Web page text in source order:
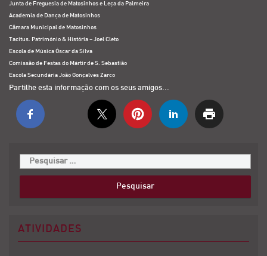
Junta de Freguesia de Matosinhos e Leça da Palmeira
Academia de Dança de Matosinhos
Câmara Municipal de Matosinhos
Tacitus. Património & História – Joel Cleto
Escola de Música Óscar da Silva
Comissão de Festas do Mártir de S. Sebastião
Escola Secundária João Gonçalves Zarco
Partilhe esta informação com os seus amigos...
ATIVIDADES